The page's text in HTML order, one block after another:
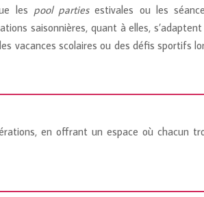
les pool partiesestivales ou les
saisonnières, quant à elles,
vacances scolaires ou des défis sportifs
en offrant un espace où chacun